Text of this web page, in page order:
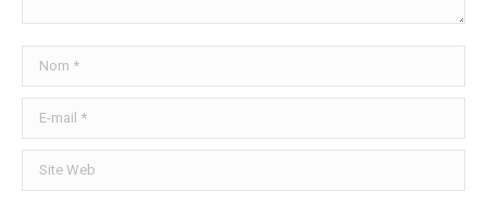
Nom *
E-mail *
Site Web